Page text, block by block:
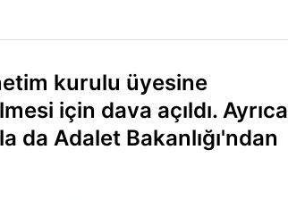
kurulu üyesine
için dava açıldı. Ayrıca
da Adalet Bakanlığı'ndan